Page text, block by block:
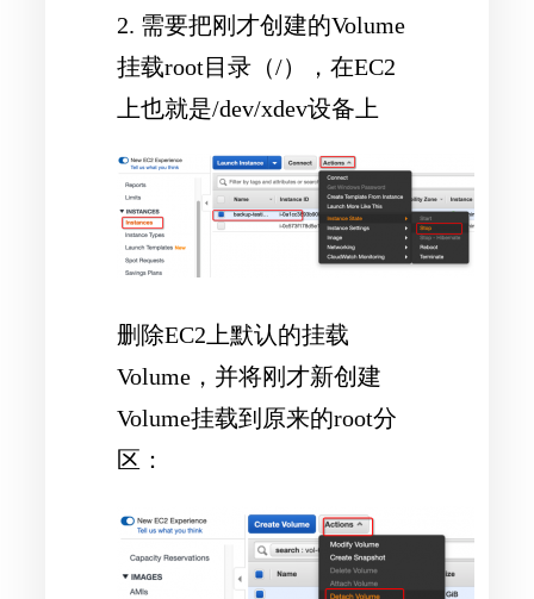
2. 需要把刚才创建的Volume
挂载root目录（/），在EC2
上也就是/dev/xdev设备上
删除EC2上默认的挂载
Volume，并将刚才新创建
Volume挂载到原来的root分
区：